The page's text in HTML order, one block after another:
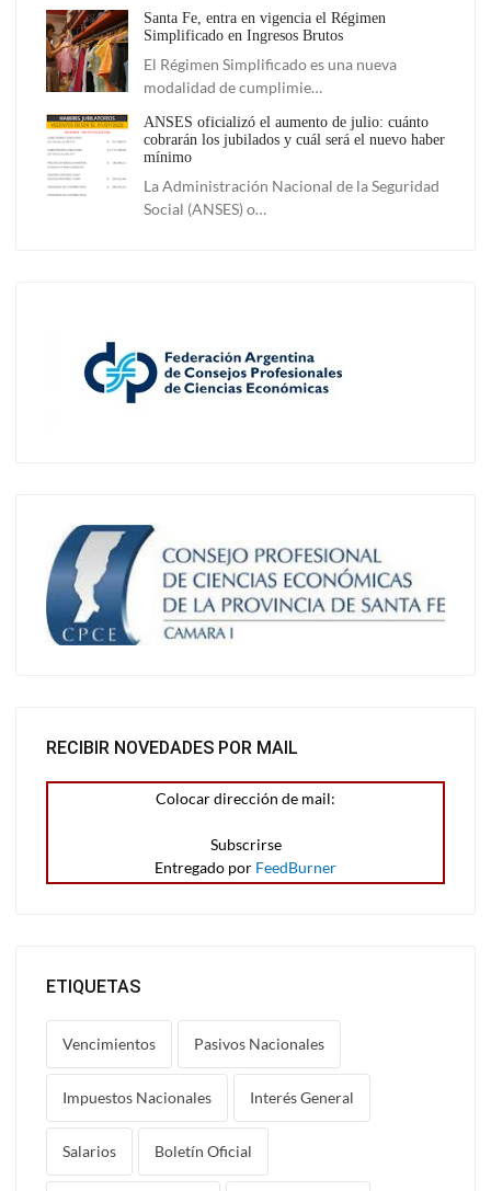
Santa Fe, entra en vigencia el Régimen
Simplificado en Ingresos Brutos
El Régimen Simplificado es una nueva
modalidad de cumplimie…
ANSES oficializó el aumento de julio: cuánto
cobrarán los jubilados y cuál será el nuevo haber
mínimo
La Administración Nacional de la Seguridad
Social (ANSES) o…
RECIBIR NOVEDADES POR MAIL
Colocar dirección de mail:
Entregado por FeedBurner
ETIQUETAS
Vencimientos Pasivos Nacionales
Impuestos Nacionales Interés General
Salarios Boletín Oficial